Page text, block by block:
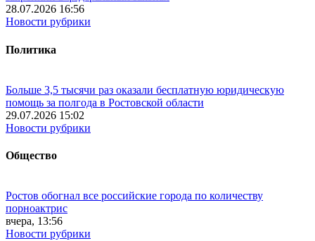
28.07.2026 16:56
Новости рубрики
Политика
Больше 3,5 тысячи раз оказали бесплатную юридическую
помощь за полгода в Ростовской области
29.07.2026 15:02
Новости рубрики
Общество
Ростов обогнал все российские города по количеству
порноактрис
вчера, 13:56
Новости рубрики